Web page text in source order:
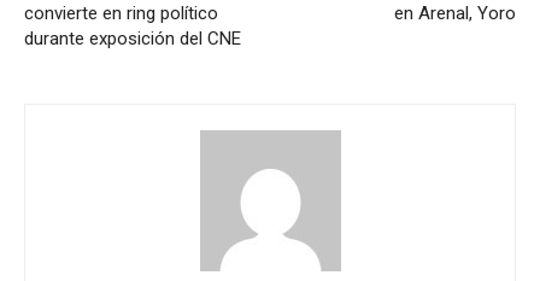
convierte en ring político
durante exposición del CNE
en Arenal, Yoro